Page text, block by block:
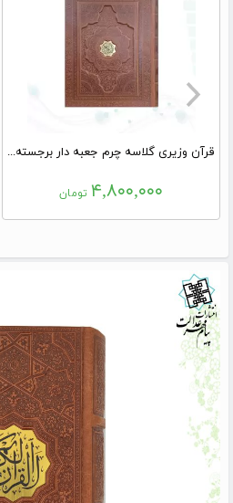
قرآن وزیری گلاسه چرم جعبه دار برجسته نفیس
۴,۸۰۰,۰۰۰ تومان